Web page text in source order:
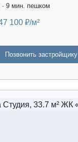
· 9 мин. пешком
100 ₽/м²
Позвонить застройщику